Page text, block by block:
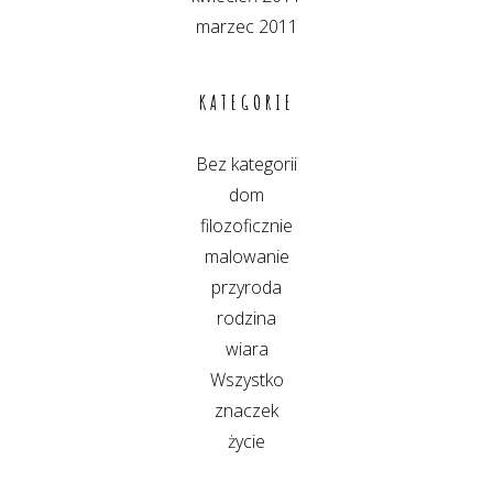
marzec 2011
KATEGORIE
Bez kategorii
dom
filozoficznie
malowanie
przyroda
rodzina
wiara
Wszystko
znaczek
życie